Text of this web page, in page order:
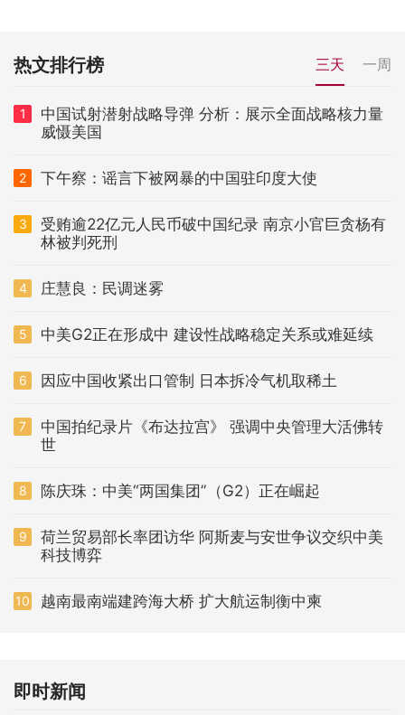
热文排行榜 三天 一周
1
中国试射潜射战略导弹 分析：展示全面战略核力量
威慑美国
2 下午察：谣言下被网暴的中国驻印度大使
3
受贿逾22亿元人民币破中国纪录 南京小官巨贪杨有
林被判死刑
4 庄慧良：民调迷雾
5 中美G2正在形成中 建设性战略稳定关系或难延续
6 因应中国收紧出口管制 日本拆冷气机取稀土
7
中国拍纪录片《布达拉宫》 强调中央管理大活佛转
世
8 陈庆珠：中美“两国集团”（G2）正在崛起
9
荷兰贸易部长率团访华 阿斯麦与安世争议交织中美
科技博弈
10 越南最南端建跨海大桥 扩大航运制衡中柬
即时新闻